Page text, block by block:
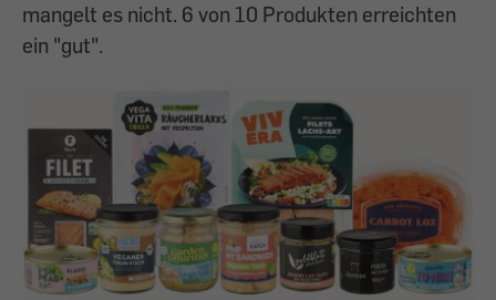
mangelt es nicht. 6 von 10 Produkten erreichten
ein "gut".